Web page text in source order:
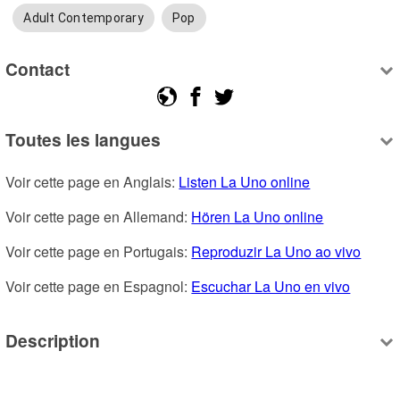
Adult Contemporary Pop
Contact
Toutes les langues
Voir cette page en Anglais: Listen La Uno online
Voir cette page en Allemand: Hören La Uno online
Voir cette page en Portugais: Reproduzir La Uno ao vivo
Voir cette page en Espagnol: Escuchar La Uno en vivo
Description